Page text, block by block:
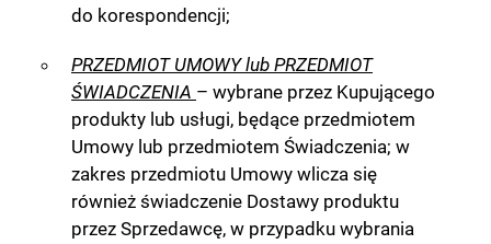
do korespondencji;
PRZEDMIOT UMOWY lub PRZEDMIOT
ŚWIADCZENIA – wybrane przez Kupującego
produkty lub usługi, będące przedmiotem
Umowy lub przedmiotem Świadczenia; w
zakres przedmiotu Umowy wlicza się
również świadczenie Dostawy produktu
przez Sprzedawcę, w przypadku wybrania